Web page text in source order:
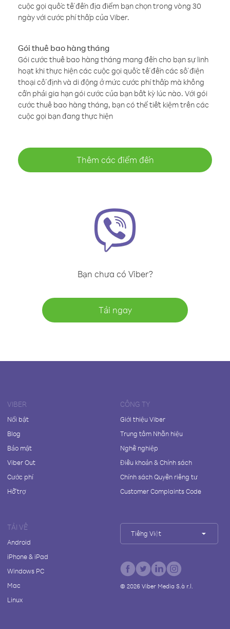
cuộc gọi quốc tế đến địa điểm bạn chọn trong vòng 30
ngày với cước phí thấp của Viber.
Gói thuê bao hàng tháng
Gói cước thuê bao hàng tháng mang đến cho bạn sự linh
hoạt khi thực hiện các cuộc gọi quốc tế đến các số điện
thoại cố định và di động ở mức cước phí thấp mà không
cần phải gia hạn gói cước của bạn bất kỳ lúc nào. Với gói
cước thuê bao hàng tháng, bạn có thể tiết kiệm trên các
cuộc gọi bạn đang thực hiện
Thêm các điểm đến
Bạn chưa có Viber?
Tải ngay
VIBER
Nổi bật
Blog
Bảo mật
Viber Out
Cước phí
Hỗ trợ
CÔNG TY
Giới thiệu Viber
Trung tâm Nhãn hiệu
Nghề nghiệp
Điều khoản & Chính sách
Chính sách Quyền riêng tư
Customer Complaints Code
TẢI VỀ
Android
iPhone & iPad
Windows PC
Mac
Linux
Tiếng Việt
© 2026Viber Media S.à r.l.